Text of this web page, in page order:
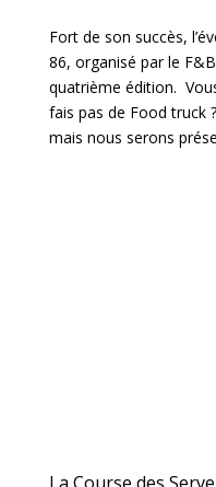
Fort de son succès,
86, organisé par le
quatrième édition.
fais pas de Food truck
mais nous serons